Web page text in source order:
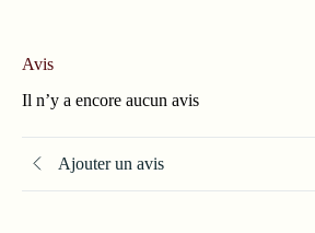
Avis
Il n’y a encore aucun avis
Ajouter un avis